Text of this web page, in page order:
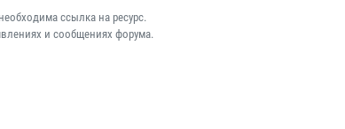
ссылка на ресурс.
и сообщениях форума.